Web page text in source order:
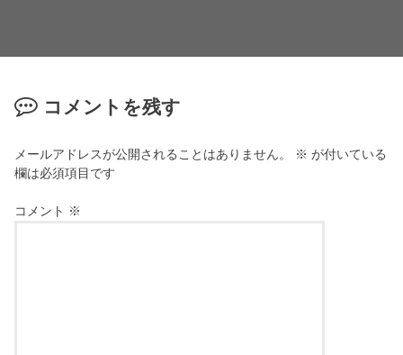
コメントを残す
メールアドレスが公開されることはありません。 ※ が付いている
欄は必須項目です
コメント ※